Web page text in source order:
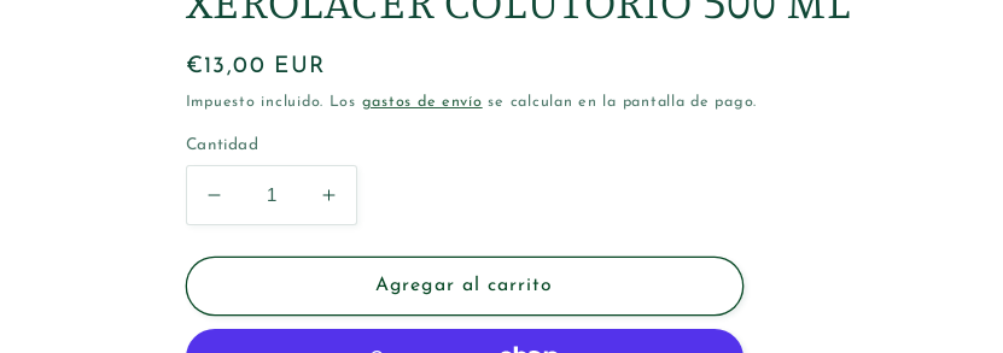
Precio
habitual
€13,00 EUR
Impuesto incluido. Los gastos de envío se calculan en la pantalla de pago.
Cantidad
Reducir
cantidad
para
COLUTORIO
500
Aumentar
cantidad
para
XEROLACER
COLUTORIO
Agregar al carrito